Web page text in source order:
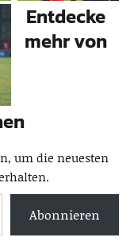
Entdecke
mehr von
um die neuesten
Abonnieren